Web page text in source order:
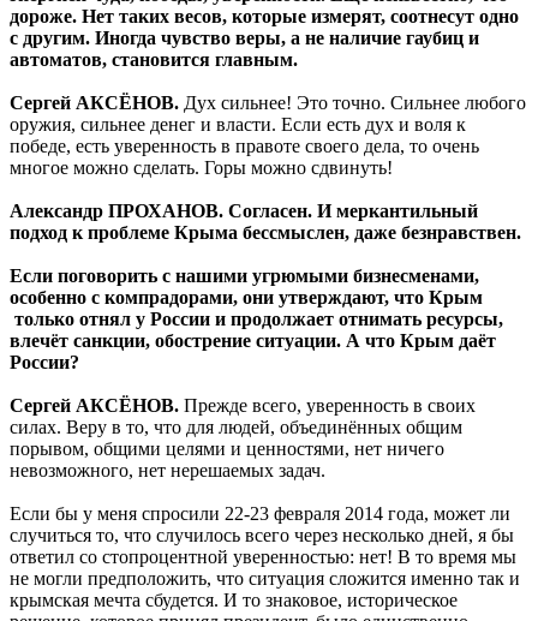
дороже. Нет таких весов, которые измерят, соотнесут одно
с другим. Иногда чувство веры, а не наличие гаубиц и
автоматов, становится главным.
Сергей АКСЁНОВ. Дух сильнее! Это точно. Сильнее любого
оружия, сильнее денег и власти. Если есть дух и воля к
победе, есть уверенность в правоте своего дела, то очень
многое можно сделать. Горы можно сдвинуть!
Александр ПРОХАНОВ. Согласен. И меркантильный
подход к проблеме Крыма бессмыслен, даже безнравствен.
Если поговорить с нашими угрюмыми бизнесменами,
особенно с компрадорами, они утверждают, что Крым
только отнял у России и продолжает отнимать ресурсы,
влечёт санкции, обострение ситуации. А что Крым даёт
России?
Сергей АКСЁНОВ. Прежде всего, уверенность в своих
силах. Веру в то, что для людей, объединённых общим
порывом, общими целями и ценностями, нет ничего
невозможного, нет нерешаемых задач.
Если бы у меня спросили 22-23 февраля 2014 года, может ли
случиться то, что случилось всего через несколько дней, я бы
ответил со стопроцентной уверенностью: нет! В то время мы
не могли предположить, что ситуация сложится именно так и
крымская мечта сбудется. И то знаковое, историческое